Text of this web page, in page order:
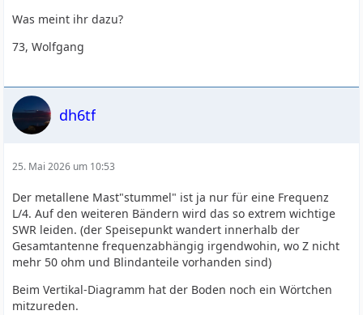
Was meint ihr dazu?
73, Wolfgang
dh6tf
25. Mai 2026 um 10:53
Der metallene Mast"stummel" ist ja nur für eine Frequenz
L/4. Auf den weiteren Bändern wird das so extrem wichtige
SWR leiden. (der Speisepunkt wandert innerhalb der
Gesamtantenne frequenzabhängig irgendwohin, wo Z nicht
mehr 50 ohm und Blindanteile vorhanden sind)
Beim Vertikal-Diagramm hat der Boden noch ein Wörtchen
mitzureden.